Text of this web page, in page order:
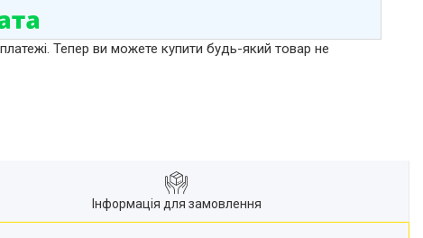
Тепер ви можете купити будь-який товар не
Інформація для замовлення